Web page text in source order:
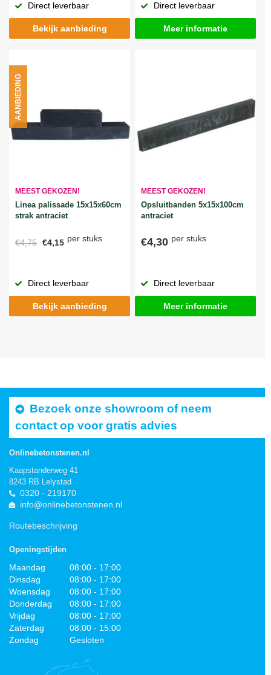
Direct leverbaar
Bekijk aanbieding
Direct leverbaar
Meer informatie
MEEST GEKOZEN!
Linea palissade 15x15x60cm
strak antraciet
€4,75 €4,15 per stuks
AANBIEDING
Direct leverbaar
Bekijk aanbieding
MEEST GEKOZEN!
Opsluitbanden 5x15x100cm
antraciet
€4,30 per stuks
Direct leverbaar
Meer informatie
Bezoek onze showroom of neem
contact op voor gratis advies
Onlinebetonstenen.nl
Kaapstanderweg 41
8243 RB Lelystad
0320 - 219170
info@onlinebetonstenen.nl
Routebeschrijving
Openingstijden
Maandag
08:00 - 17:00
Dinsdag
08:00 - 17:00
Woensdag
08:00 - 17:00
Donderdag
08:00 - 17:00
Vrijdag
08:00 - 17:00
Zaterdag
08:00 - 15:00
Zondag
Gesloten